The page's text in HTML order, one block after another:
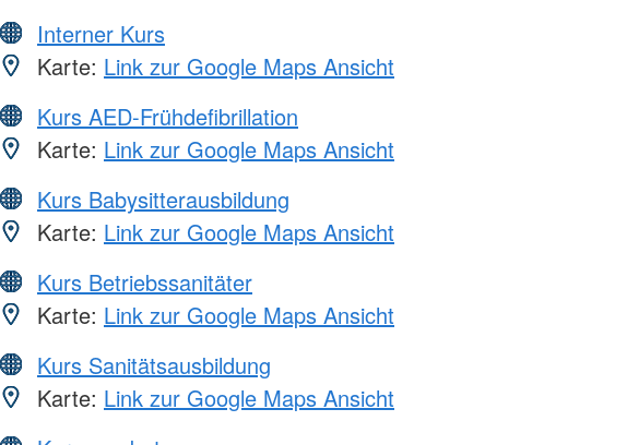
Interner Kurs
Karte: Link zur Google Maps Ansicht
Kurs AED-Frühdefibrillation
Karte: Link zur Google Maps Ansicht
Kurs Babysitterausbildung
Karte: Link zur Google Maps Ansicht
Kurs Betriebssanitäter
Karte: Link zur Google Maps Ansicht
Kurs Sanitätsausbildung
Karte: Link zur Google Maps Ansicht